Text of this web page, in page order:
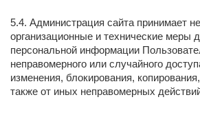
5.4. Администрация сайта принимает
организационные и технические меры
персональной информации
неправомерного или случайного
изменения, блокирования,
также от иных неправомерных